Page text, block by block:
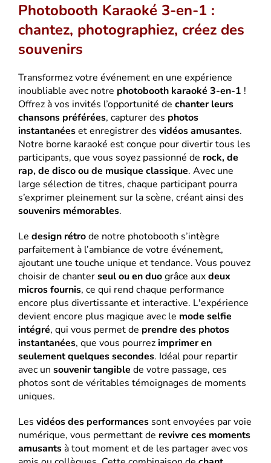
Photobooth Karaoké 3-en-1 :
chantez, photographiez, créez des
souvenirs
Transformez votre événement en une expérience
inoubliable avec notre photobooth karaoké 3-en-1 !
Offrez à vos invités l’opportunité de chanter leurs
chansons préférées, capturer des photos
instantanéeset enregistrer des vidéos amusantes.
Notre borne karaoké est conçue pour divertir tous les
participants, que vous soyez passionné de rock, de
rap, de disco ou de musique classique. Avec une
large sélection de titres, chaque participant pourra
s’exprimer pleinement sur la scène, créant ainsi des
souvenirs mémorables.
Le design rétrode notre photobooth s’intègre
parfaitement à l’ambiance de votre événement,
ajoutant une touche unique et tendance. Vous pouvez
choisir de chanterseul ou en duogrâce auxdeux
micros fournis, ce qui rend chaque performance
encore plus divertissante et interactive. L'expérience
devient encore plus magique avec le mode selfie
intégré, qui vous permet de prendre des photos
instantanées, que vous pourrezimprimer en
seulement quelques secondes. Idéal pour repartir
avec un souvenir tangible de votre passage, ces
photos sont de véritables témoignages de moments
uniques.
Les vidéos des performances sont envoyées par voie
numérique, vous permettant de revivre ces moments
amusantsà tout moment et de les partager avec vos